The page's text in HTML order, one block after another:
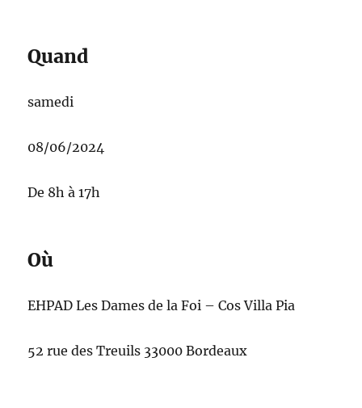
Quand
samedi
08/06/2024
De 8h à 17h
Où
EHPAD Les Dames de la Foi – Cos Villa Pia
52 rue des Treuils 33000 Bordeaux